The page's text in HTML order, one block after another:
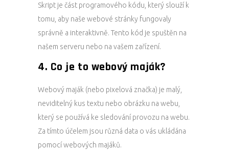
Skript je část programového kódu, který slouží k
tomu, aby naše webové stránky fungovaly
správně a interaktivně. Tento kód je spuštěn na
našem serveru nebo na vašem zařízení.
4. Co je to webový maják?
Webový maják (nebo pixelová značka) je malý,
neviditelný kus textu nebo obrázku na webu,
který se používá ke sledování provozu na webu.
Za tímto účelem jsou různá data o vás ukládána
pomocí webových majáků.